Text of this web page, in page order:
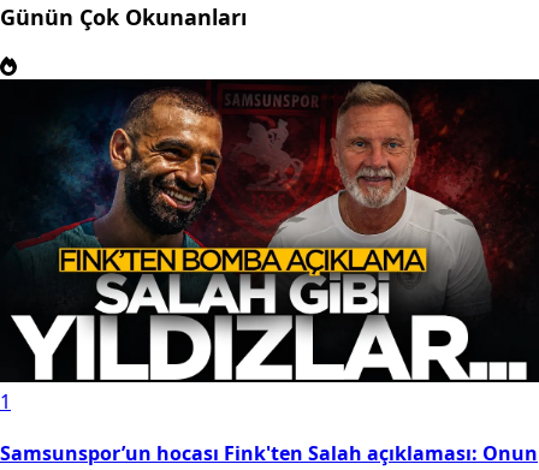
Günün Çok Okunanları
1
Samsunspor’un hocası Fink'ten Salah açıklaması: Onun